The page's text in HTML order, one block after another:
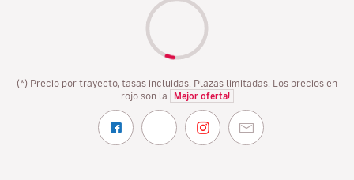
(*) Precio por trayecto, tasas incluidas. Plazas limitadas. Los precios en
rojo son la
Mejor oferta!